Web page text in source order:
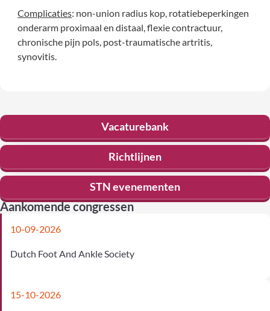
Complicaties: non-union radius kop, rotatiebeperkingen
onderarm proximaal en distaal, flexie contractuur,
chronische pijn pols, post-traumatische artritis,
synovitis.
Vacaturebank
Richtlijnen
STN evenementen
Aankomende congressen
10-09-2026
Dutch Foot And Ankle Society
15-10-2026